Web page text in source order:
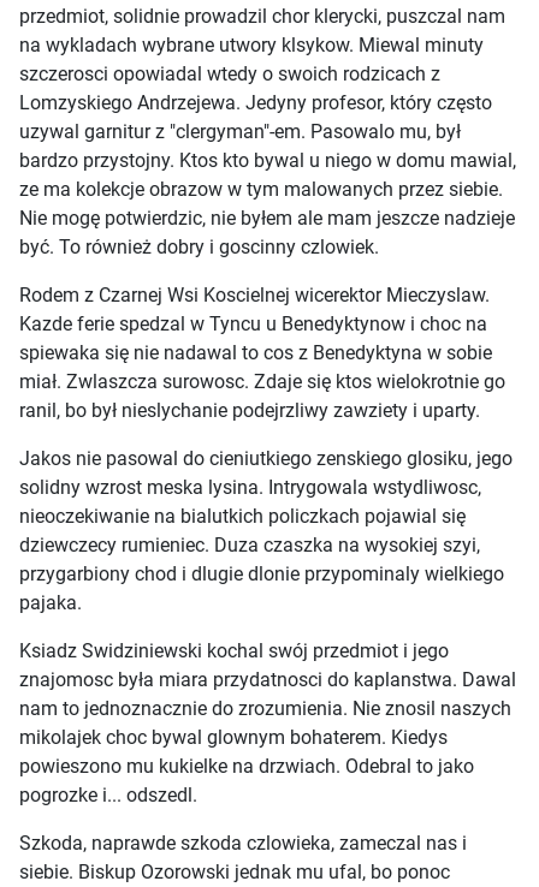
przedmiot, solidnie prowadzil chor klerycki, puszczal nam
na wykladach wybrane utwory klsykow. Miewal minuty
szczerosci opowiadal wtedy o swoich rodzicach z
Lomzyskiego Andrzejewa. Jedyny profesor, który często
uzywal garnitur z "clergyman"-em. Pasowalo mu, był
bardzo przystojny. Ktos kto bywal u niego w domu mawial,
ze ma kolekcje obrazow w tym malowanych przez siebie.
Nie mogę potwierdzic, nie byłem ale mam jeszcze nadzieje
być. To również dobry i goscinny czlowiek.
Rodem z Czarnej Wsi Koscielnej wicerektor Mieczyslaw.
Kazde ferie spedzal w Tyncu u Benedyktynow i choc na
spiewaka się nie nadawal to cos z Benedyktyna w sobie
miał. Zwlaszcza surowosc. Zdaje się ktos wielokrotnie go
ranil, bo był nieslychanie podejrzliwy zawziety i uparty.
Jakos nie pasowal do cieniutkiego zenskiego glosiku, jego
solidny wzrost meska lysina. Intrygowala wstydliwosc,
nieoczekiwanie na bialutkich policzkach pojawial się
dziewczecy rumieniec. Duza czaszka na wysokiej szyi,
przygarbiony chod i dlugie dlonie przypominaly wielkiego
pajaka.
Ksiadz Swidziniewski kochal swój przedmiot i jego
znajomosc była miara przydatnosci do kaplanstwa. Dawal
nam to jednoznacznie do zrozumienia. Nie znosil naszych
mikolajek choc bywal glownym bohaterem. Kiedys
powieszono mu kukielke na drzwiach. Odebral to jako
pogrozke i... odszedl.
Szkoda, naprawde szkoda czlowieka, zameczal nas i
siebie. Biskup Ozorowski jednak mu ufal, bo ponoc